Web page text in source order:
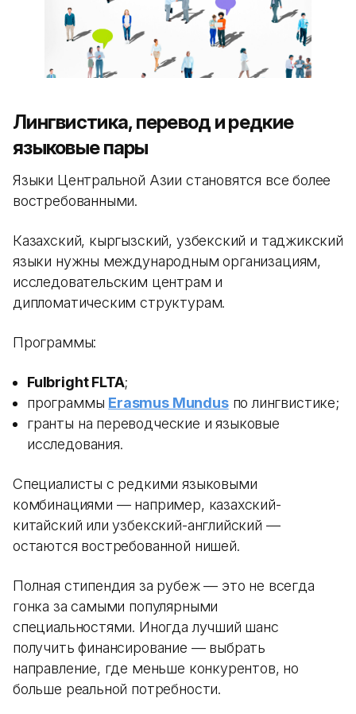
Лингвистика, перевод и редкие
языковые пары
Языки Центральной Азии становятся все более
востребованными.
Казахский, кыргызский, узбекский и таджикский
языки нужны международным организациям,
исследовательским центрам и
дипломатическим структурам.
Программы:
Fulbright FLTA;
программы Erasmus Mundusпо лингвистике;
гранты на переводческие и языковые
исследования.
Специалисты с редкими языковыми
комбинациями — например, казахский-
китайский или узбекский-английский —
остаются востребованной нишей.
Полная стипендия за рубеж — это не всегда
гонка за самыми популярными
специальностями. Иногда лучший шанс
получить финансирование — выбрать
направление, где меньше конкурентов, но
больше реальной потребности.